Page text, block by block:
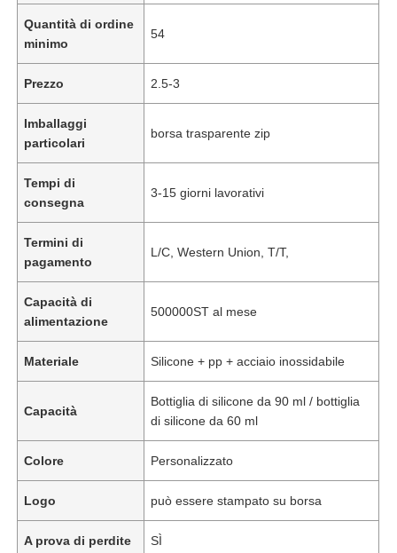
Quantità di ordine
minimo
54
Prezzo 2.5-3
Imballaggi
particolari
borsa trasparente zip
Tempi di
consegna
3-15 giorni lavorativi
Termini di
pagamento
L/C, Western Union, T/T,
Capacità di
alimentazione
500000ST al mese
Materiale Silicone + pp + acciaio inossidabile
Capacità
Bottiglia di silicone da 90 ml / bottiglia
di silicone da 60 ml
Colore Personalizzato
Logo può essere stampato su borsa
A prova di perdite SÌ